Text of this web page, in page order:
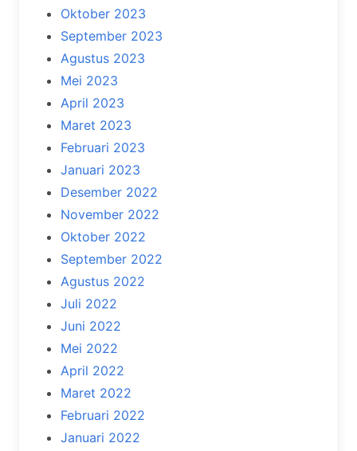
Oktober 2023
September 2023
Agustus 2023
Mei 2023
April 2023
Maret 2023
Februari 2023
Januari 2023
Desember 2022
November 2022
Oktober 2022
September 2022
Agustus 2022
Juli 2022
Juni 2022
Mei 2022
April 2022
Maret 2022
Februari 2022
Januari 2022